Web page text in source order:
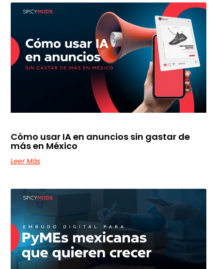
Cómo usar IA en anuncios sin gastar de
más en México
Leer Más